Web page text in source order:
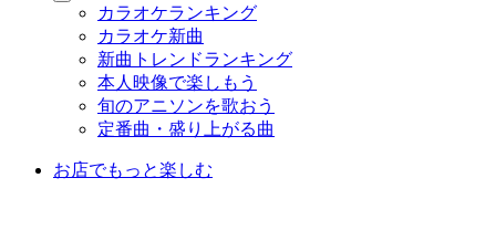
カラオケランキング
カラオケ新曲
新曲トレンドランキング
本人映像で楽しもう
旬のアニソンを歌おう
定番曲・盛り上がる曲
お店でもっと楽しむ